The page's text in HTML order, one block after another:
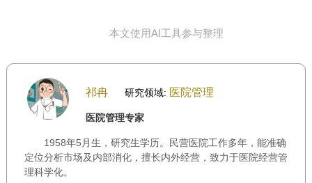
本文使用AI工具参与整理
祁冉 研究领域: 医院管理
医院管理专家
1958年5月生，研究生学历。民营医院工作多年，能准确
定位分析市场及内部消化，擅长内外经营，致力于医院经营管
理科学化。